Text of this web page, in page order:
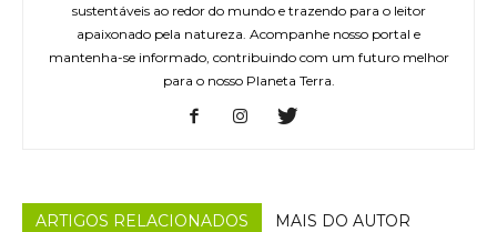
sustentáveis ao redor do mundo e trazendo para o leitor
apaixonado pela natureza. Acompanhe nosso portal e
mantenha-se informado, contribuindo com um futuro melhor
para o nosso Planeta Terra.
ARTIGOS RELACIONADOS MAIS DO AUTOR